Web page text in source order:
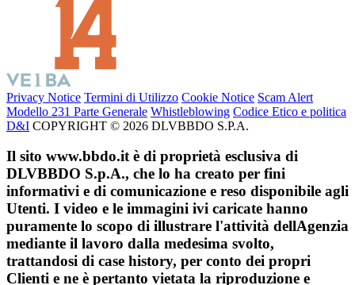
Privacy Notice Termini di Utilizzo Cookie Notice Scam Alert
Modello 231 Parte Generale Whistleblowing Codice Etico e politica
D&I COPYRIGHT © 2026 DLVBBDO S.P.A.
Il sito www.bbdo.it è di proprietà esclusiva di
DLVBBDO S.p.A., che lo ha creato per fini
informativi e di comunicazione e reso disponibile agli
Utenti. I video e le immagini ivi caricate hanno
puramente lo scopo di illustrare l'attività dellAgenzia
mediante il lavoro dalla medesima svolto,
trattandosi di case history, per conto dei propri
Clienti e ne è pertanto vietata la riproduzione e